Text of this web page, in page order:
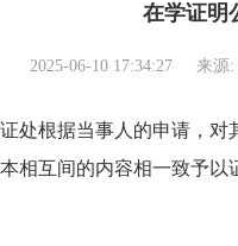
在学证明
2025-06-10 17:34:27 来源:
根据当事人的申请，对
相互间的内容相一致予以